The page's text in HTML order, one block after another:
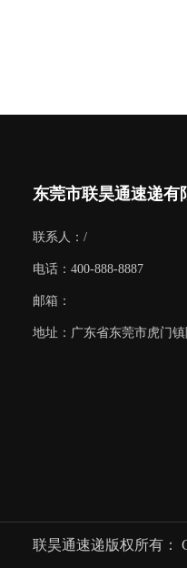
东莞市联昊通速递有
联系人：/
电话：400-888-8887
邮箱：
地址：广东省东莞市虎门
联昊通速递版权所有：